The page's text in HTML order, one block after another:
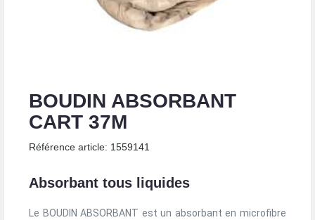
BOUDIN ABSORBANT
CART 37M
Référence article: 1559141
Absorbant tous liquides
Le BOUDIN ABSORBANT est un absorbant en microfibre